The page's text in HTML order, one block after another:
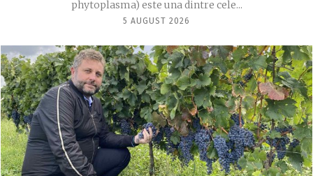
phytoplasma) este una dintre cele...
5 AUGUST 2026